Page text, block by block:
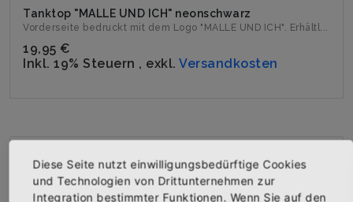
Tanktop "MALLE UND ICH" neonschwarz
Vorderseite bedruckt mit dem Logo "MALLE UND ICH". Erhältl...
19,95 €
Inkl. 19% Steuern , exkl. Versandkosten
Diese Seite nutzt einwilligungsbedürftige Cookies
und Technologien von Drittunternehmen zur
Integration bestimmter Funktionen. Wenn Sie auf den